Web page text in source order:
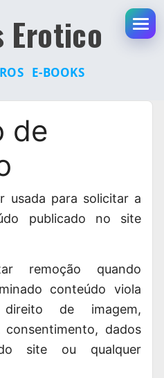
Erotico
E-BOOKS
de
usada para solicitar a
publicado no site
remoção quando
conteúdo viola
de imagem,
consentimento, dados
site ou qualquer